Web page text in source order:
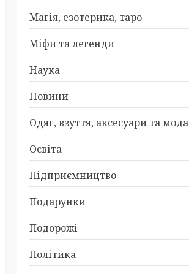
Магія, езотерика, таро
Міфи та легенди
Наука
Новини
Одяг, взуття, аксесуари та мода
Освіта
Підприємництво
Подарунки
Подорожі
Політика